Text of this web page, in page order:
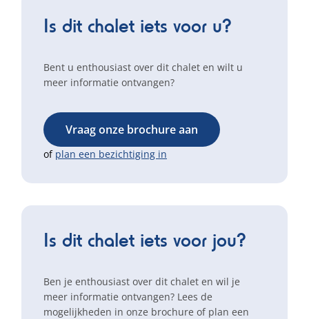
Is dit chalet iets voor u?
Bent u enthousiast over dit chalet en wilt u
meer informatie ontvangen?
Vraag onze brochure aan
of plan een bezichtiging in
Is dit chalet iets voor jou?
Ben je enthousiast over dit chalet en wil je
meer informatie ontvangen? Lees de
mogelijkheden in onze brochure of plan een